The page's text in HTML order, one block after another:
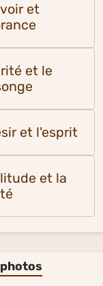
et
et le
et l'esprit
et la